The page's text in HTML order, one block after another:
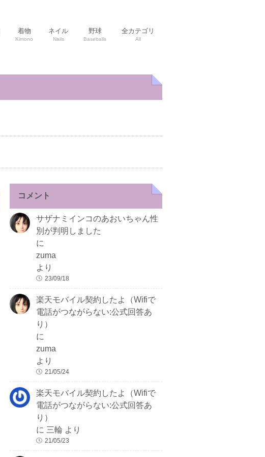
着物
Kimono
ネイル
Nails
野球
Baseballs
全カテゴリ
All
コメント
サザナミインコのあおいちゃん性
別が判明しました
に
zuma
より
23/09/18
楽天モバイル契約したよ（Wifiで
電話がつながらない:公式回答あ
り）
に
zuma
より
21/05/24
楽天モバイル契約したよ（Wifiで
電話がつながらない:公式回答あ
り）
に 三輪 より
21/05/23